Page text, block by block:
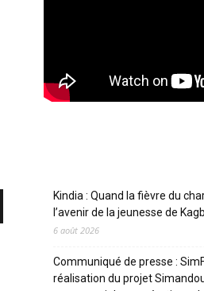
Kindia : Quand la fièvre du
l’avenir de la jeunesse de
6 août 2026
Communiqué de presse :
réalisation du projet